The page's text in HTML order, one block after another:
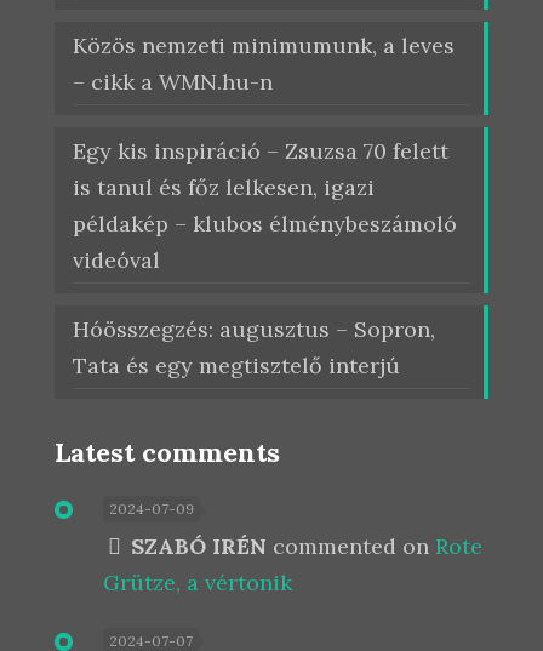
Közös nemzeti minimumunk, a leves
– cikk a WMN.hu-n
Egy kis inspiráció – Zsuzsa 70 felett
is tanul és főz lelkesen, igazi
példakép – klubos élménybeszámoló
videóval
Hóösszegzés: augusztus – Sopron,
Tata és egy megtisztelő interjú
Latest comments
2024-07-09
SZABÓ IRÉN commented on Rote
Grütze, a vértonik
2024-07-07